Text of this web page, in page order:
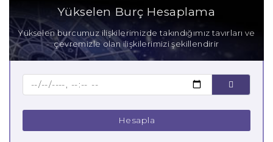
Anne Boğa Burcu
Baba Boğa Burcu
Yükselen Burç Hesaplama
Yükselen burcumuz ilişkilerimizde takındığımız tavırları ve
çevremizle olan ilişkilerimizi şekillendirir
Hesapla